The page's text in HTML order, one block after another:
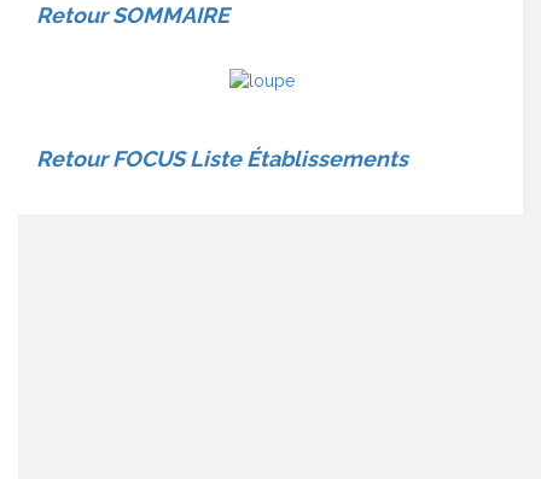
RetourSOMMAIRE
Retour FOCUS Liste Établissements